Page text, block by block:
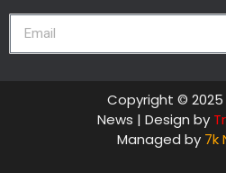
Copyright ©
News | Design by
Managed by 7k